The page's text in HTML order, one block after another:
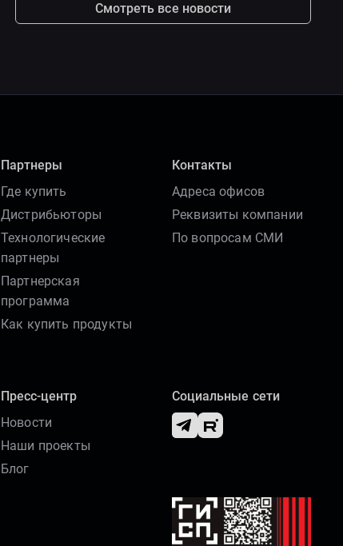
Смотреть все новости
Партнеры
Где купить
Дистрибьюторы
Технологические
партнеры
Партнерская
программа
Как купить продукты
Контакты
Адреса офисов
Реквизиты компании
По вопросам СМИ
Пресс-центр
Новости
Наши проекты
Блог
Социальные сети